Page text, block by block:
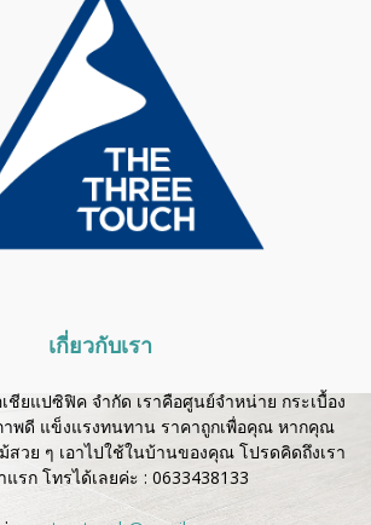
เกี่ยวกับเรา
ชียแปซิฟิค จำกัด เราคือศูนย์จำหน่าย กระเบื้อง
าพดี แข็งแรงทนทาน ราคาถูกเพื่อคุณ หากคุณ
สวย ๆ เอาไปใช้ในบ้านของคุณ โปรดคิดถึงเรา
แรก โทรได้เลยค่ะ : 0633438133